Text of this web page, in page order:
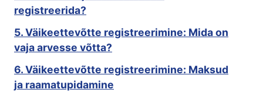
registreerida?
5. Väikeettevõtte registreerimine: Mida on
vaja arvesse võtta?
6. Väikeettevõtte registreerimine: Maksud
ja raamatupidamine